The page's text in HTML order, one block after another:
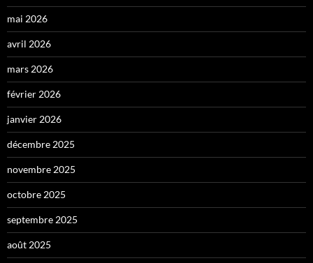
mai 2026
avril 2026
mars 2026
février 2026
janvier 2026
décembre 2025
novembre 2025
octobre 2025
septembre 2025
août 2025